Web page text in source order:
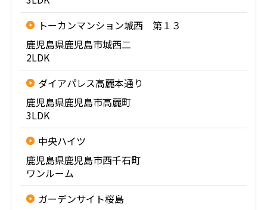
トーカンマンション城西 第１３
鹿児島県鹿児島市城西二
2LDK
ダイアパレス高麗本通り
鹿児島県鹿児島市高麗町
3LDK
中央ハイツ
鹿児島県鹿児島市西千石町
ワンルーム
ガーデンサイト桜島